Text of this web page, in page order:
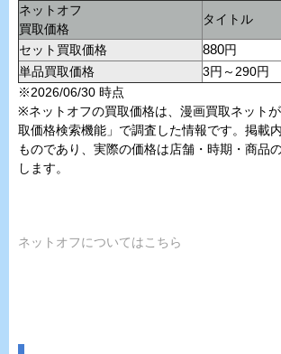
ネットオフ
買取価格
タイトル
セット買取価格 880円
単品買取価格
3円～290円
※2026/06/30 時点
※ネットオフの買取価格は、漫画買取ネット
取価格検索機能」で調査した情報です。掲載
ものであり、実際の価格は店舗・時期・商品
します。
ネットオフについてはこちら